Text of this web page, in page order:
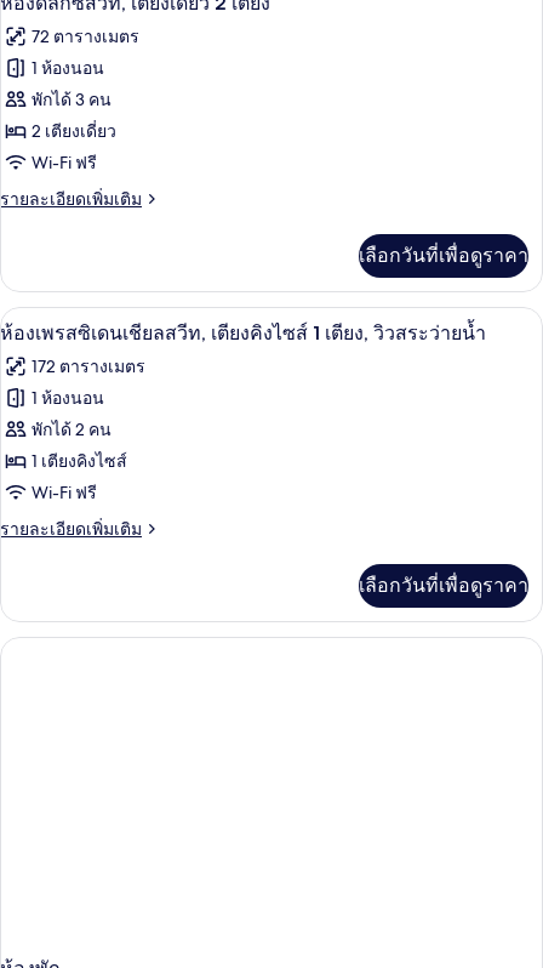
ห้อง
นอน
ลัก
ซ์
สวี
ท,
ห้อง
นอน
ภาพถ่าย
ทั้งหมด
ของ
ห้อง
ดี
ลัก
สวีท,
เตียง
เดี่ยว
2
เตียง
72 ตารางเมตร
1 ห้องนอน
พักได้ 3 คน
2 เตียงเดี่ยว
Wi-Fi ฟรี
รายละเอียดเพิ่มเติม
ราย
เกี่ยว
กับ
ห้อง
ลัก
ซ์
สวี
ท,
เตียง
เดี่ยว
เตียง
เลือกวันที่เพื่อดูราคา
เปิด
ภาพถ่าย
ทั้งหมด
ของ
ห้อง
เพรส
ซิ
เชีย
ล
ห้องเพรสซิเดนเชียลสวีท, เตียงคิงไซส์
9
ห้องเพรสซิเดนเชียลสวีท, เตียงคิงไซส์ 1 เตียง, วิวสระว่ายน้ำ
172 ตารางเมตร
1 ห้องนอน
พักได้ 2 คน
1 เตียงคิงไซส์
Wi-Fi ฟรี
รายละเอียดเพิ่มเติม
ราย
เกี่ยว
กับ
ห้อง
เลือกวันที่เพื่อดูราคา